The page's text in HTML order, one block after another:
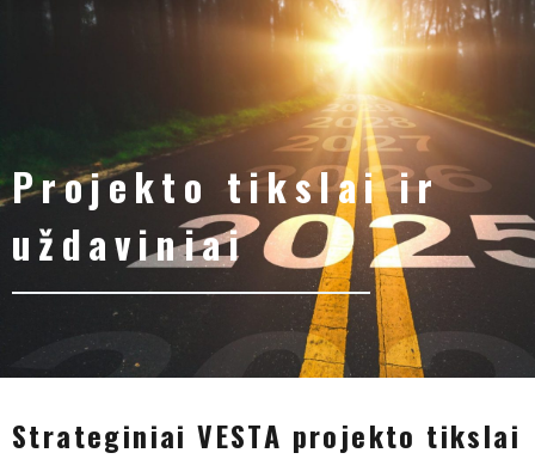
Projekto tikslai ir
uždaviniai
Strateginiai VESTA projekto tikslai